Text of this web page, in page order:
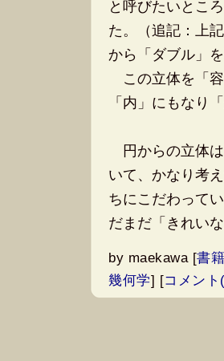
と呼びたいとこ
た。（追記：上
から「ダブル」を
この立体を「
「内」にもなり
円からの立体
いて、かなり考
ちにこだわって
だまだ「きれい
by maekawa [書
幾何学] [コメント